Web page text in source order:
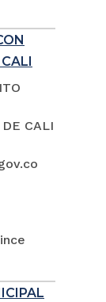
CALI